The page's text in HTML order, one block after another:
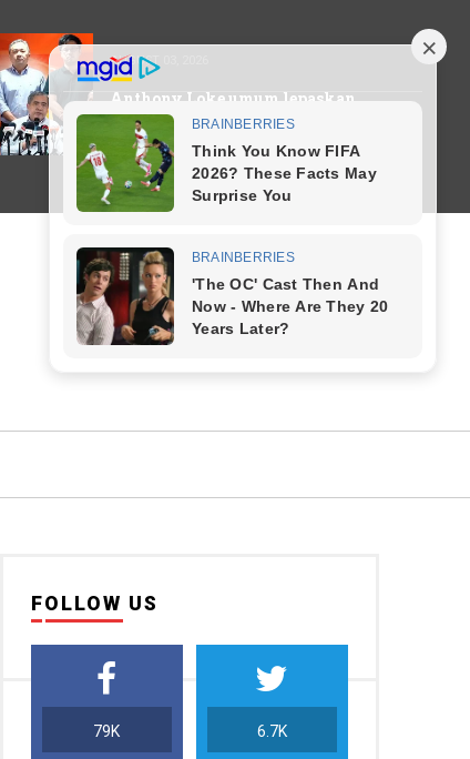
AUGUST 03, 2026
Anthony Loke umum lepaskan
jawatan Pengerusi DAP serta
merta
FOLLOW US
79K 6.7K